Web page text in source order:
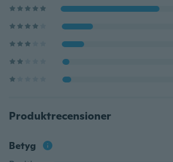
Produktrecensioner
Betyg